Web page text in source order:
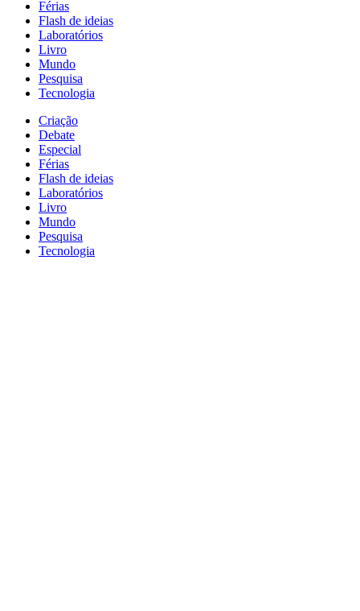
Férias
Flash de ideias
Laboratórios
Livro
Mundo
Pesquisa
Tecnologia
Criação
Debate
Especial
Férias
Flash de ideias
Laboratórios
Livro
Mundo
Pesquisa
Tecnologia